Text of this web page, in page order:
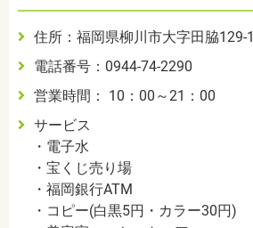
住所：福岡県柳川市大字田脇129-1
電話番号： 0944-74-2290
営業時間： 10：00～21：00
サービス
・電子水
・宝くじ売り場
・福岡銀行ATM
・コピー(白黒5円・カラー30円)